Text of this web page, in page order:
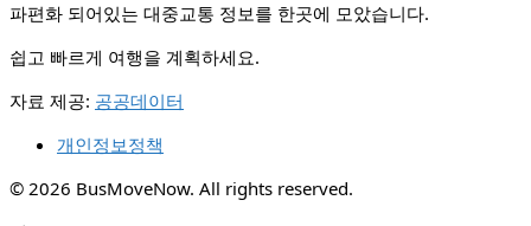
파편화 되어있는 대중교통 정보를 한곳에 모았습니다.
쉽고 빠르게 여행을 계획하세요.
자료 제공: 공공데이터
개인정보정책
© 2026 BusMoveNow. All rights reserved.